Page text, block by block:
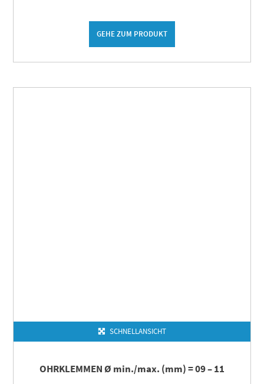
GEHE ZUM PRODUKT
SCHNELLANSICHT
OHRKLEMMEN Ø min./max. (mm) = 09 – 11